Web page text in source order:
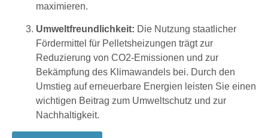
maximieren.
Umweltfreundlichkeit: Die Nutzung staatlicher
Fördermittel für Pelletsheizungen trägt zur
Reduzierung von CO2-Emissionen und zur
Bekämpfung des Klimawandels bei. Durch den
Umstieg auf erneuerbare Energien leisten Sie einen
wichtigen Beitrag zum Umweltschutz und zur
Nachhaltigkeit.